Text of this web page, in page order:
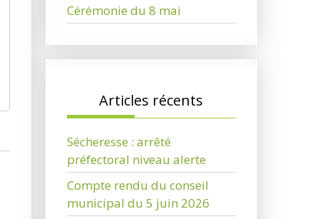
Cérémonie du 8 mai
Articles récents
Sécheresse : arrêté
préfectoral niveau alerte
Compte rendu du conseil
municipal du 5 juin 2026